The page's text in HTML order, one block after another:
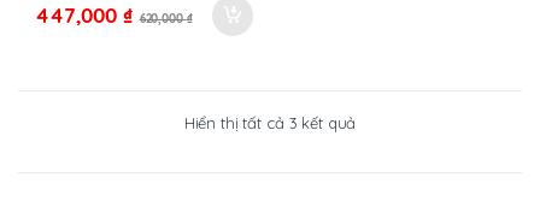
447,000 ₫ 620,000₫
Hiển thị tất cả 3 kết quả